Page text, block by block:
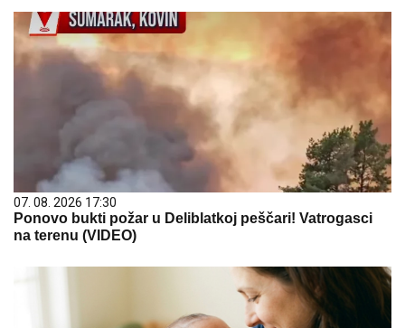
07. 08. 2026 17:30
Ponovo bukti požar u Deliblatkoj peščari! Vatrogasci
na terenu (VIDEO)